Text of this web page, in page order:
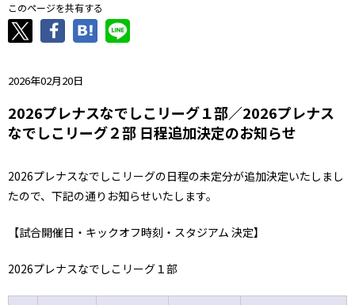
このページを共有する
2026年02月20日
2026プレナスなでしこリーグ１部／2026プレナス
なでしこリーグ２部 日程追加決定のお知らせ
2026プレナスなでしこリーグの日程の未定分が追加決定いたしまし
たので、下記の通りお知らせいたします。
【試合開催日・キックオフ時刻・スタジアム 決定】
2026プレナスなでしこリーグ１部